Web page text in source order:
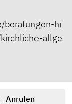
beratungen-hi
allge
Anrufen